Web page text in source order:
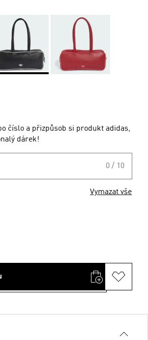
číslo a přizpůsob si produkt adidas,
dárek!
0 / 10
Vymazat vše